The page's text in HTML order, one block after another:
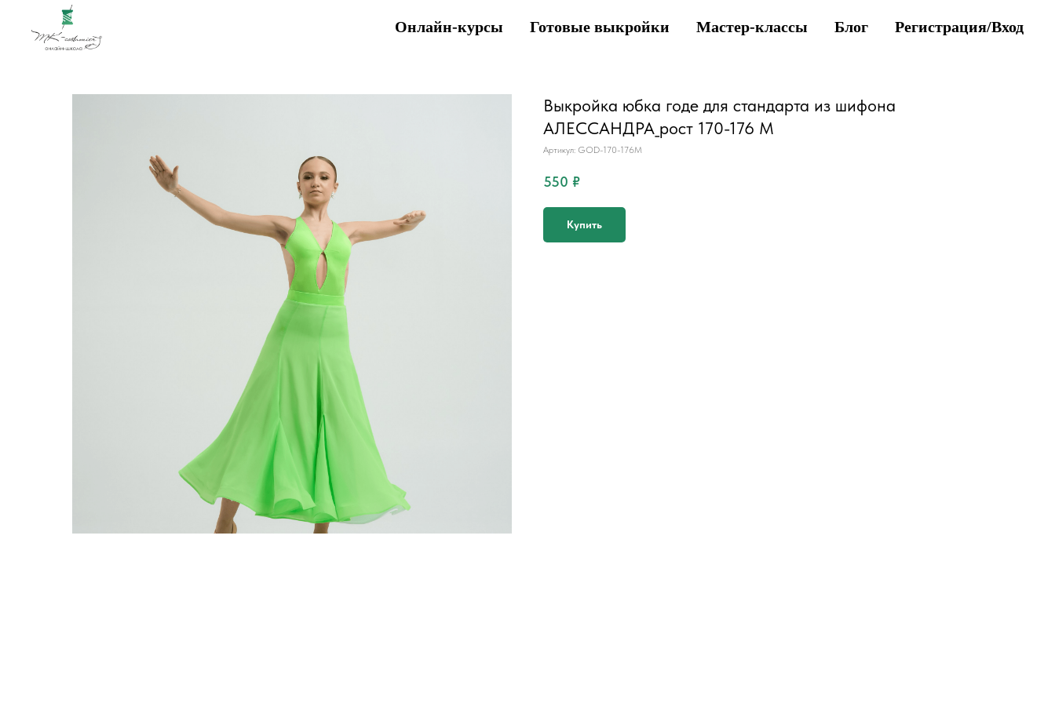
Онлайн-курсы Готовые выкройки Мастер-классы Блог Регистрация/Вход
Выкройка юбка годе для стандарта из шифона
АЛЕССАНДРА_рост 170-176 M
Артикул: GOD-170-176M
550 ₽
Купить